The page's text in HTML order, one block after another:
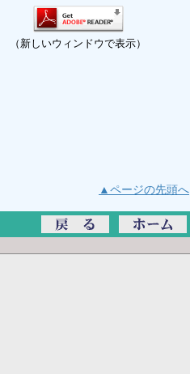
（新しいウィンドウで表示）
▲ページの先頭へ